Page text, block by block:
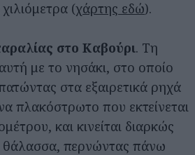
(χάρτης εδώ).
στο Καβούρι. Τη
με το νησάκι, στο οποίο
στα εξαιρετικά ρηχά
πλακόστρωτο που εκτείνεται
και κινείται διαρκώς
περνώντας πάνω